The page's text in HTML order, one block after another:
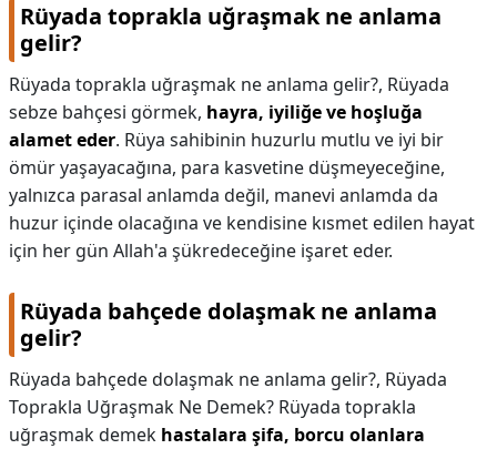
Rüyada toprakla uğraşmak ne anlama
gelir?
Rüyada toprakla uğraşmak ne anlama gelir?, Rüyada
sebze bahçesi görmek, hayra, iyiliğe ve hoşluğa
alamet eder. Rüya sahibinin huzurlu mutlu ve iyi bir
ömür yaşayacağına, para kasvetine düşmeyeceğine,
yalnızca parasal anlamda değil, manevi anlamda da
huzur içinde olacağına ve kendisine kısmet edilen hayat
için her gün Allah'a şükredeceğine işaret eder.
Rüyada bahçede dolaşmak ne anlama
gelir?
Rüyada bahçede dolaşmak ne anlama gelir?, Rüyada
Toprakla Uğraşmak Ne Demek? Rüyada toprakla
uğraşmak demek hastalara şifa, borcu olanlara